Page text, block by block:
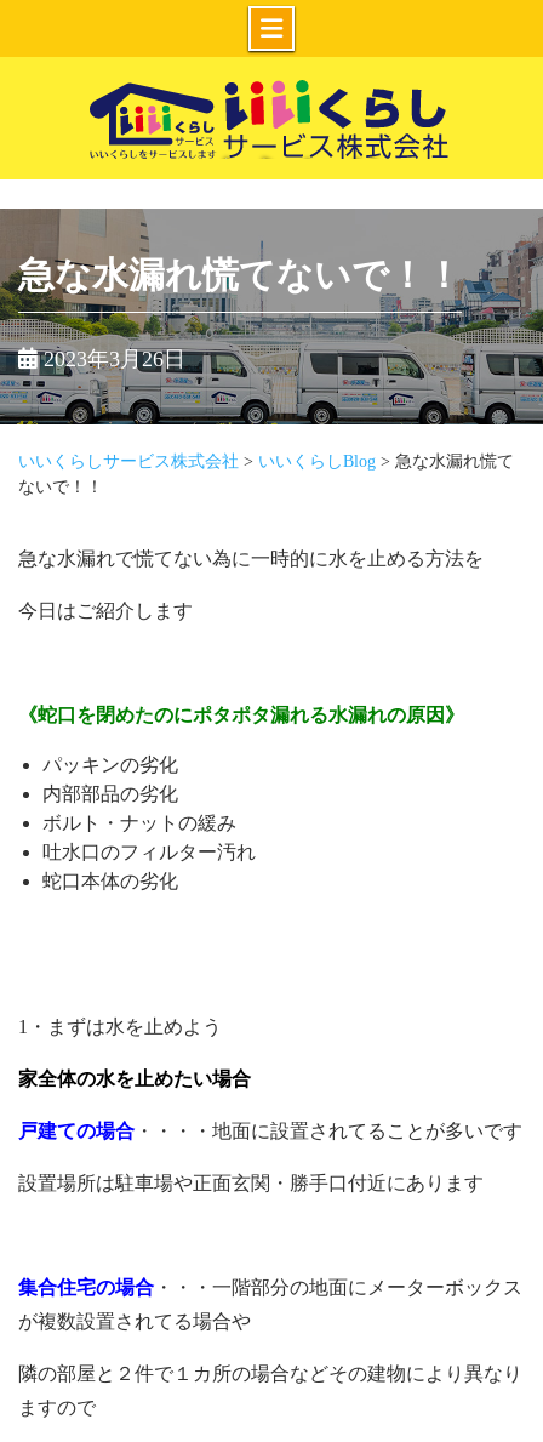
Skip
いいくらしサー
ビス株式会社
急な水漏れ慌てないで！！
2023年3月26日
いいくらしサービス株式会社 > いいくらしBlog > 急な水漏れ慌て
ないで！！
急な水漏れで慌てない為に一時的に水を止める方法を
今日はご紹介します
《蛇口を閉めたのにポタポタ漏れる水漏れの原因》
パッキンの劣化
内部部品の劣化
ボルト・ナットの緩み
吐水口のフィルター汚れ
蛇口本体の劣化
1・まずは水を止めよう
家全体の水を止めたい場合
戸建ての場合 ・・・・地面に設置されてることが多いです
設置場所は駐車場や正面玄関・勝手口付近にあります
集合住宅の場合 ・・・一階部分の地面にメーターボックス
が複数設置されてる場合や
隣の部屋と２件で１カ所の場合などその建物により異なり
ますので